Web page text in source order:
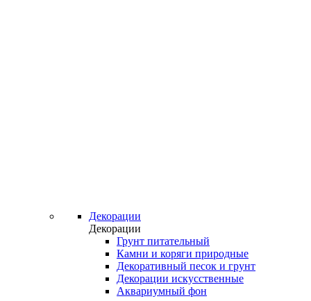
Декорации
Декорации
Грунт питательный
Камни и коряги природные
Декоративный песок и грунт
Декорации искусственные
Аквариумный фон